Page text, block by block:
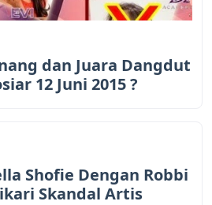
dan Juara Dangdut
12 Juni 2015 ?
Shofie Dengan Robbi
Skandal Artis